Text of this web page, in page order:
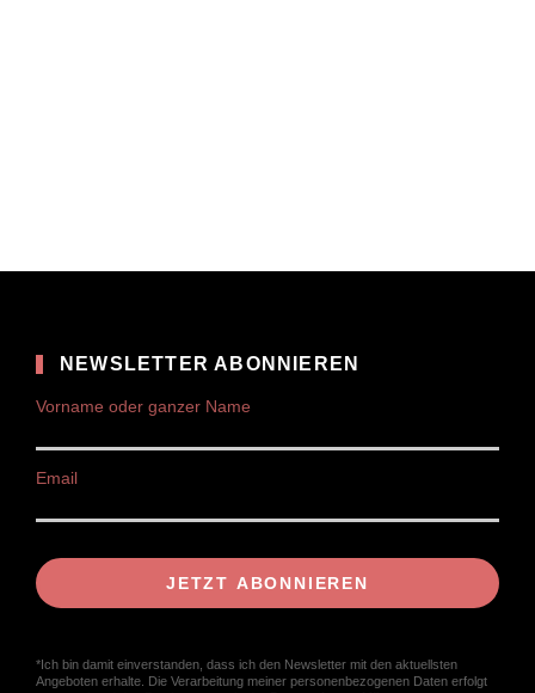
NEWSLETTER ABONNIEREN
Vorname oder ganzer Name
Email
*Ich bin damit einverstanden, dass ich den Newsletter mit den aktuellsten
Angeboten erhalte. Die Verarbeitung meiner personenbezogenen Daten erfolgt